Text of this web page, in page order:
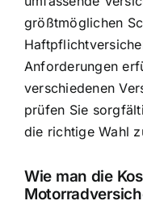
größtmöglichen
Anforderungen
verschiedenen
prüfen Sie
die richtige Wahl
Wie man die